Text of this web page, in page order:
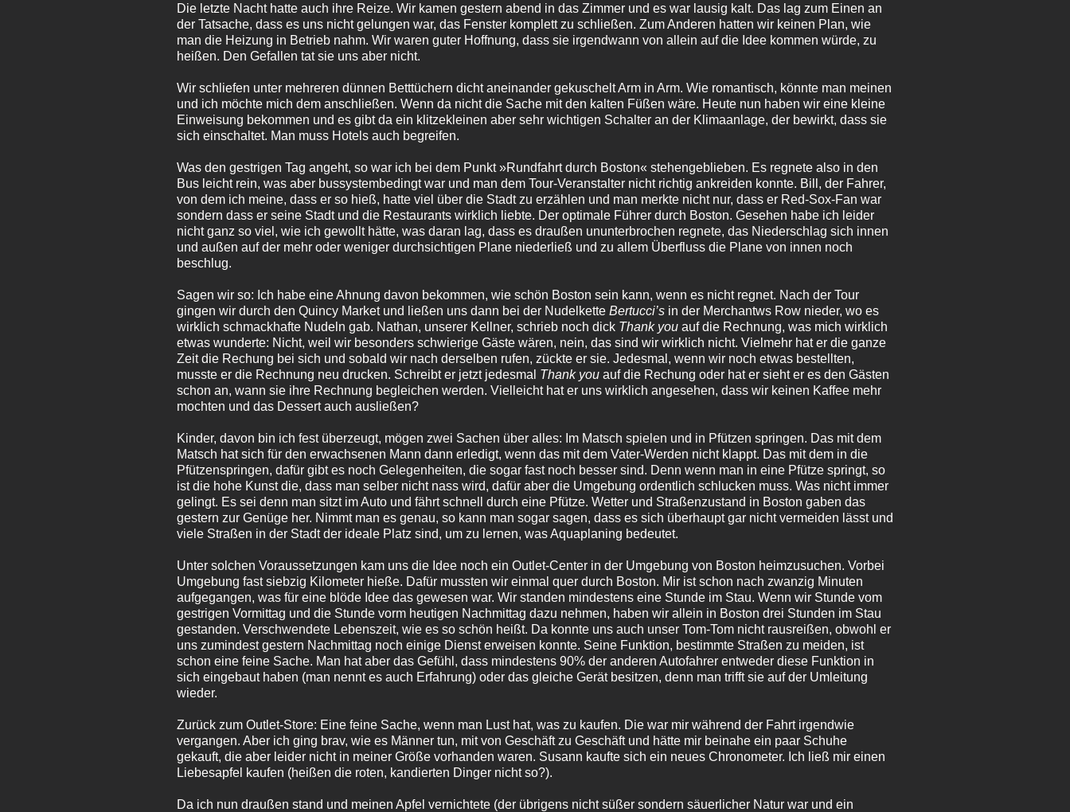
Die letzte Nacht hatte auch ihre Reize. Wir kamen gestern abend in das Zimmer und es war lausig kalt. Das lag zum Einen an
der Tatsache, dass es uns nicht gelungen war, das Fenster komplett zu schließen. Zum Anderen hatten wir keinen Plan, wie
man die Heizung in Betrieb nahm. Wir waren guter Hoffnung, dass sie irgendwann von allein auf die Idee kommen würde, zu
heißen. Den Gefallen tat sie uns aber nicht.
Wir schliefen unter mehreren dünnen Betttüchern dicht aneinander gekuschelt Arm in Arm. Wie romantisch, könnte man meinen
und ich möchte mich dem anschließen. Wenn da nicht die Sache mit den kalten Füßen wäre. Heute nun haben wir eine kleine
Einweisung bekommen und es gibt da ein klitzekleinen aber sehr wichtigen Schalter an der Klimaanlage, der bewirkt, dass sie
sich einschaltet. Man muss Hotels auch begreifen.
Was den gestrigen Tag angeht, so war ich bei dem Punkt »Rundfahrt durch Boston« stehengeblieben. Es regnete also in den
Bus leicht rein, was aber bussystembedingt war und man dem Tour-Veranstalter nicht richtig ankreiden konnte. Bill, der Fahrer,
von dem ich meine, dass er so hieß, hatte viel über die Stadt zu erzählen und man merkte nicht nur, dass er Red-Sox-Fan war
sondern dass er seine Stadt und die Restaurants wirklich liebte. Der optimale Führer durch Boston. Gesehen habe ich leider
nicht ganz so viel, wie ich gewollt hätte, was daran lag, dass es draußen ununterbrochen regnete, das Niederschlag sich innen
und außen auf der mehr oder weniger durchsichtigen Plane niederließ und zu allem Überfluss die Plane von innen noch
beschlug.
Sagen wir so: Ich habe eine Ahnung davon bekommen, wie schön Boston sein kann, wenn es nicht regnet. Nach der Tour
gingen wir durch den Quincy Market und ließen uns dann bei der Nudelkette Bertucci’s in der Merchantws Row nieder, wo es
wirklich schmackhafte Nudeln gab. Nathan, unserer Kellner, schrieb noch dick Thank you auf die Rechnung, was mich wirklich
etwas wunderte: Nicht, weil wir besonders schwierige Gäste wären, nein, das sind wir wirklich nicht. Vielmehr hat er die ganze
Zeit die Rechung bei sich und sobald wir nach derselben rufen, zückte er sie. Jedesmal, wenn wir noch etwas bestellten,
musste er die Rechnung neu drucken. Schreibt er jetzt jedesmal Thank you auf die Rechung oder hat er sieht er es den Gästen
schon an, wann sie ihre Rechnung begleichen werden. Vielleicht hat er uns wirklich angesehen, dass wir keinen Kaffee mehr
mochten und das Dessert auch ausließen?
Kinder, davon bin ich fest überzeugt, mögen zwei Sachen über alles: Im Matsch spielen und in Pfützen springen. Das mit dem
Matsch hat sich für den erwachsenen Mann dann erledigt, wenn das mit dem Vater-Werden nicht klappt. Das mit dem in die
Pfützenspringen, dafür gibt es noch Gelegenheiten, die sogar fast noch besser sind. Denn wenn man in eine Pfütze springt, so
ist die hohe Kunst die, dass man selber nicht nass wird, dafür aber die Umgebung ordentlich schlucken muss. Was nicht immer
gelingt. Es sei denn man sitzt im Auto und fährt schnell durch eine Pfütze. Wetter und Straßenzustand in Boston gaben das
gestern zur Genüge her. Nimmt man es genau, so kann man sogar sagen, dass es sich überhaupt gar nicht vermeiden lässt und
viele Straßen in der Stadt der ideale Platz sind, um zu lernen, was Aquaplaning bedeutet.
Unter solchen Voraussetzungen kam uns die Idee noch ein Outlet-Center in der Umgebung von Boston heimzusuchen. Vorbei
Umgebung fast siebzig Kilometer hieße. Dafür mussten wir einmal quer durch Boston. Mir ist schon nach zwanzig Minuten
aufgegangen, was für eine blöde Idee das gewesen war. Wir standen mindestens eine Stunde im Stau. Wenn wir Stunde vom
gestrigen Vormittag und die Stunde vorm heutigen Nachmittag dazu nehmen, haben wir allein in Boston drei Stunden im Stau
gestanden. Verschwendete Lebenszeit, wie es so schön heißt. Da konnte uns auch unser Tom-Tom nicht rausreißen, obwohl er
uns zumindest gestern Nachmittag noch einige Dienst erweisen konnte. Seine Funktion, bestimmte Straßen zu meiden, ist
schon eine feine Sache. Man hat aber das Gefühl, dass mindestens 90% der anderen Autofahrer entweder diese Funktion in
sich eingebaut haben (man nennt es auch Erfahrung) oder das gleiche Gerät besitzen, denn man trifft sie auf der Umleitung
wieder.
Zurück zum Outlet-Store: Eine feine Sache, wenn man Lust hat, was zu kaufen. Die war mir während der Fahrt irgendwie
vergangen. Aber ich ging brav, wie es Männer tun, mit von Geschäft zu Geschäft und hätte mir beinahe ein paar Schuhe
gekauft, die aber leider nicht in meiner Größe vorhanden waren. Susann kaufte sich ein neues Chronometer. Ich ließ mir einen
Liebesapfel kaufen (heißen die roten, kandierten Dinger nicht so?).
Da ich nun draußen stand und meinen Apfel vernichtete (der übrigens nicht süßer sondern säuerlicher Natur war und ein